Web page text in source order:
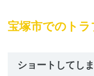
宝塚市でのトラ
ショートしてし